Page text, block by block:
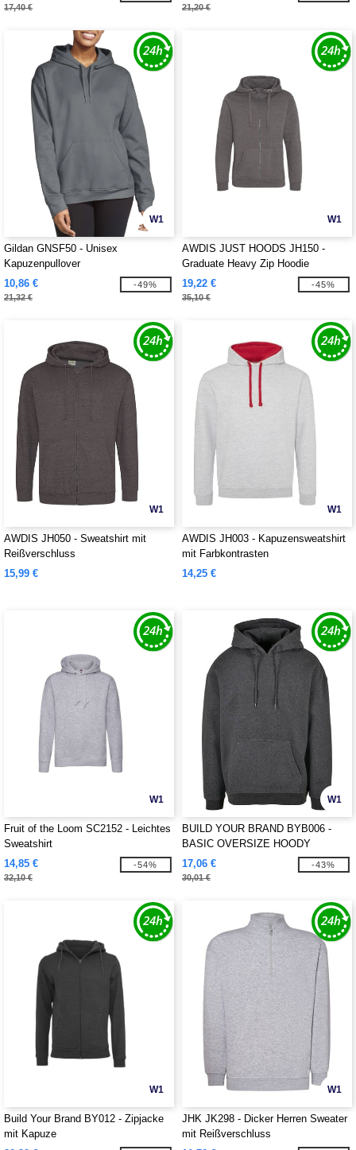
17,40 € 21,20 €
W1
Gildan GNSF50 - Unisex
Kapuzenpullover
10,86 €
21,32 €
-49%
W1
AWDIS JUST HOODS JH150 -
Graduate Heavy Zip Hoodie
19,22 €
35,10 €
-45%
W1
AWDIS JH050 - Sweatshirt mit
Reißverschluss
15,99 €
W1
AWDIS JH003 - Kapuzensweatshirt
mit Farbkontrasten
14,25 €
W1
Fruit of the Loom SC2152 - Leichtes
Sweatshirt
14,85 €
32,10 €
-54%
W1
BUILD YOUR BRAND BYB006 -
BASIC OVERSIZE HOODY
17,06 €
30,01 €
-43%
W1
Build Your Brand BY012 - Zipjacke
mit Kapuze
W1
JHK JK298 - Dicker Herren Sweater
mit Reißverschluss